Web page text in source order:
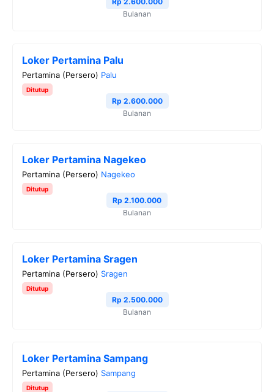
Bulanan
Loker Pertamina Palu
Pertamina (Persero) Palu
Ditutup
Rp 2.600.000
Bulanan
Loker Pertamina Nagekeo
Pertamina (Persero) Nagekeo
Ditutup
Rp 2.100.000
Bulanan
Loker Pertamina Sragen
Pertamina (Persero) Sragen
Ditutup
Rp 2.500.000
Bulanan
Loker Pertamina Sampang
Pertamina (Persero) Sampang
Ditutup